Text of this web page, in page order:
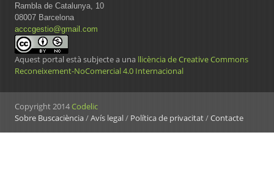
Rambla de Catalunya, 10
08007 Barcelona
acccgestio@gmail.com
Aquest portal està subjecte a una llicència de Creative Commons
Reconeixement-NoComercial 4.0 Internacional
Copyright 2014Codelic
Sobre Buscaciència/Avís legal/ Política de privacitat/Contacte